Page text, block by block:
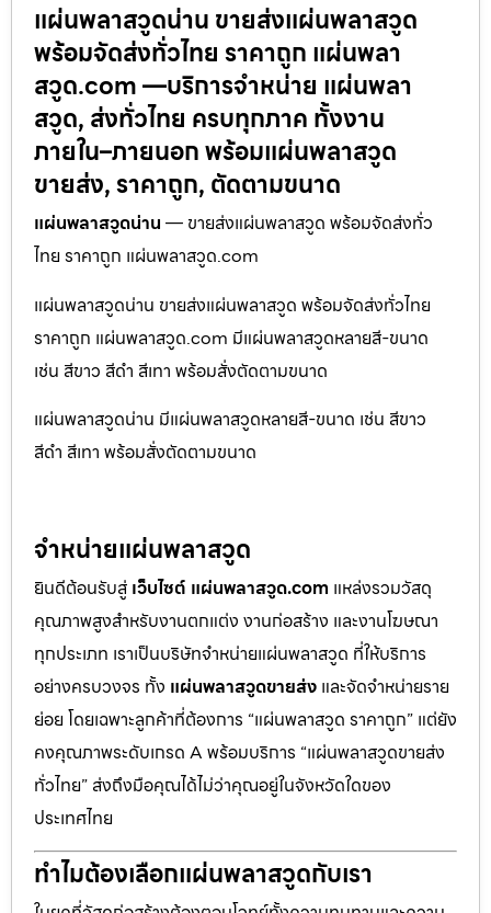
แผ่นพลาสวูดน่าน ขายส่งแผ่นพลาสวูด
พร้อมจัดส่งทั่วไทย ราคาถูก แผ่นพลา
สวูด.com —บริการจำหน่าย แผ่นพลา
สวูด, ส่งทั่วไทย ครบทุกภาค ทั้งงาน
ภายใน–ภายนอก พร้อมแผ่นพลาสวูด
ขายส่ง, ราคาถูก, ตัดตามขนาด
แผ่นพลาสวูดน่าน — ขายส่งแผ่นพลาสวูด พร้อมจัดส่งทั่ว
ไทย ราคาถูก แผ่นพลาสวูด.com
แผ่นพลาสวูดน่าน ขายส่งแผ่นพลาสวูด พร้อมจัดส่งทั่วไทย
ราคาถูก แผ่นพลาสวูด.com มีแผ่นพลาสวูดหลายสี-ขนาด
เช่น สีขาว สีดำ สีเทา พร้อมสั่งตัดตามขนาด
แผ่นพลาสวูดน่าน มีแผ่นพลาสวูดหลายสี-ขนาด เช่น สีขาว
สีดำ สีเทา พร้อมสั่งตัดตามขนาด
จำหน่ายแผ่นพลาสวูด
ยินดีต้อนรับสู่ เว็บไซต์ แผ่นพลาสวูด.com แหล่งรวมวัสดุ
คุณภาพสูงสำหรับงานตกแต่ง งานก่อสร้าง และงานโฆษณา
ทุกประเภท เราเป็นบริษัทจำหน่ายแผ่นพลาสวูด ที่ให้บริการ
อย่างครบวงจร ทั้ง แผ่นพลาสวูดขายส่ง และจัดจำหน่ายราย
ย่อย โดยเฉพาะลูกค้าที่ต้องการ “แผ่นพลาสวูด ราคาถูก” แต่ยัง
คงคุณภาพระดับเกรด A พร้อมบริการ “แผ่นพลาสวูดขายส่ง
ทั่วไทย” ส่งถึงมือคุณได้ไม่ว่าคุณอยู่ในจังหวัดใดของ
ประเทศไทย
ทำไมต้องเลือกแผ่นพลาสวูดกับเรา